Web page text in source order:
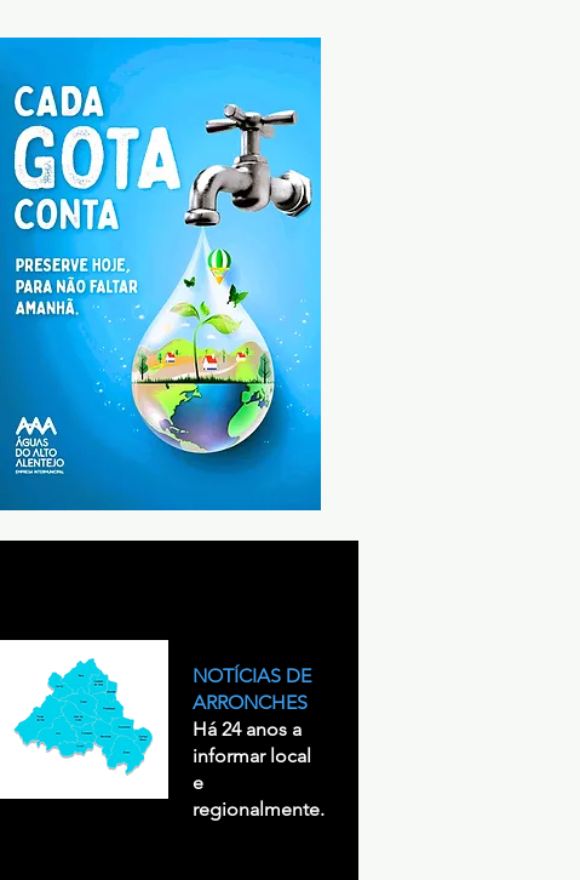
NOTÍCIAS DE
ARRONCHES
Há 24 anos a
informar local
e
regionalmente.